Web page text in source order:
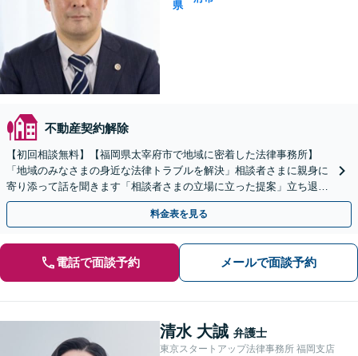
県
不動産契約解除
【初回相談無料】【福岡県太宰府市で地域に密着した法律事務所】
「地域のみなさまの身近な法律トラブルを解決」相談者さまに親身に
寄り添って話を聞きます「相談者さまの立場に立った提案」立ち退
き・明け渡し／原状回復／家賃交渉／欠陥住宅／境界線トラブル
料金表を見る
電話で面談予約 メールで面談予約
清水 大誠 弁護士
東京スタートアップ法律事務所 福岡支店